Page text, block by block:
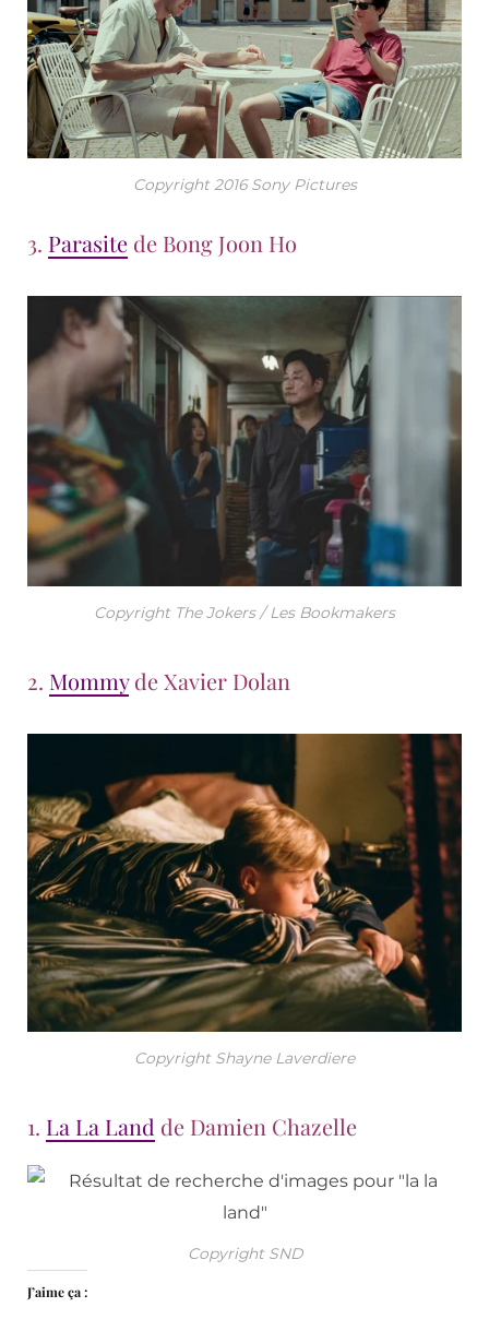
Copyright 2016 Sony Pictures
3. Parasite de Bong Joon Ho
Copyright The Jokers / Les Bookmakers
2. Mommyde Xavier Dolan
Copyright Shayne Laverdiere
1. La La Land de Damien Chazelle
Copyright SND
J’aime ça :